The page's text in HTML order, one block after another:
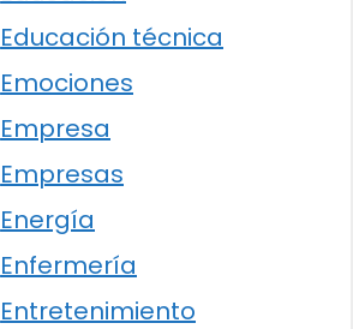
Educación técnica
Emociones
Empresa
Empresas
Energía
Enfermería
Entretenimiento